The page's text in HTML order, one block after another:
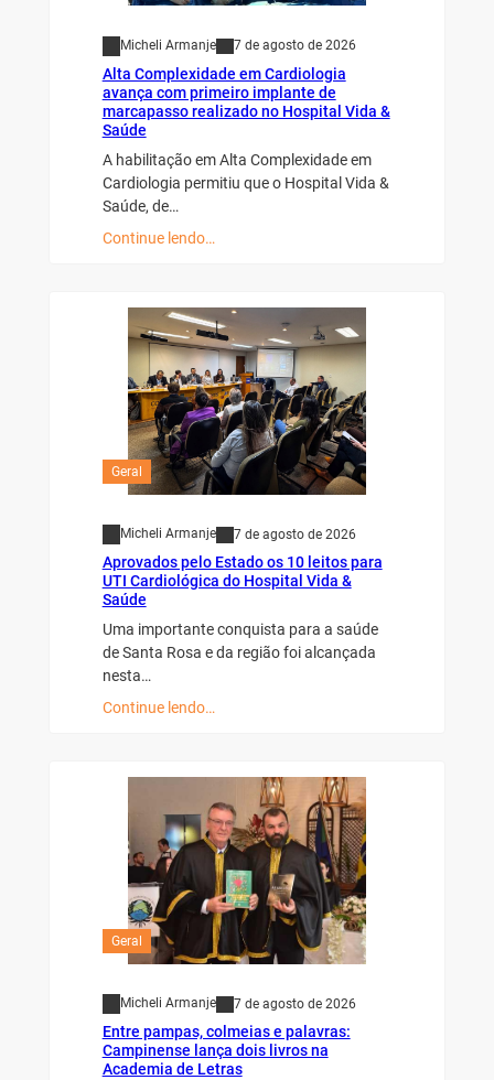
Micheli Armanje 7 de agosto de 2026
Alta Complexidade em Cardiologia
avança com primeiro implante de
marcapasso realizado no Hospital Vida &
Saúde
A habilitação em Alta Complexidade em
Cardiologia permitiu que o Hospital Vida &
Saúde, de…
Continue lendo…
Geral
Micheli Armanje 7 de agosto de 2026
Aprovados pelo Estado os 10 leitos para
UTI Cardiológica do Hospital Vida &
Saúde
Uma importante conquista para a saúde
de Santa Rosa e da região foi alcançada
nesta…
Continue lendo…
Geral
Micheli Armanje 7 de agosto de 2026
Entre pampas, colmeias e palavras:
Campinense lança dois livros na
Academia de Letras